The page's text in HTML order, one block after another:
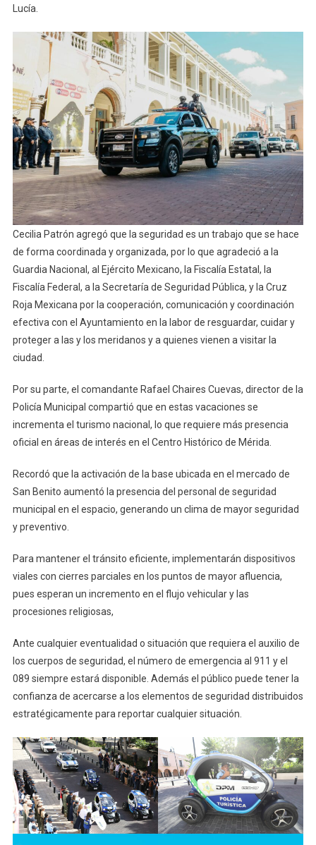
Lucía.
Cecilia Patrón agregó que la seguridad es un trabajo que se hace
de forma coordinada y organizada, por lo que agradeció a la
Guardia Nacional, al Ejército Mexicano, la Fiscalía Estatal, la
Fiscalía Federal, a la Secretaría de Seguridad Pública, y la Cruz
Roja Mexicana por la cooperación, comunicación y coordinación
efectiva con el Ayuntamiento en la labor de resguardar, cuidar y
proteger a las y los meridanos y a quienes vienen a visitar la
ciudad.
Por su parte, el comandante Rafael Chaires Cuevas, director de la
Policía Municipal compartió que en estas vacaciones se
incrementa el turismo nacional, lo que requiere más presencia
oficial en áreas de interés en el Centro Histórico de Mérida.
Recordó que la activación de la base ubicada en el mercado de
San Benito aumentó la presencia del personal de seguridad
municipal en el espacio, generando un clima de mayor seguridad
y preventivo.
Para mantener el tránsito eficiente, implementarán dispositivos
viales con cierres parciales en los puntos de mayor afluencia,
pues esperan un incremento en el flujo vehicular y las
procesiones religiosas,
Ante cualquier eventualidad o situación que requiera el auxilio de
los cuerpos de seguridad, el número de emergencia al 911 y el
089 siempre estará disponible. Además el público puede tener la
confianza de acercarse a los elementos de seguridad distribuidos
estratégicamente para reportar cualquier situación.